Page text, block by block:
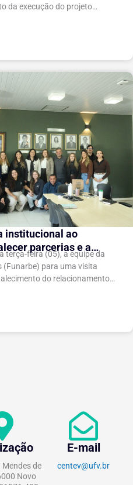
da execução do projeto
institucional ao
parcerias e a
terça-feira (05), a equipe da
(Funarbe) para uma visita
do relacionamento
Mendes de
Novo
E-mail
centev@ufv.br